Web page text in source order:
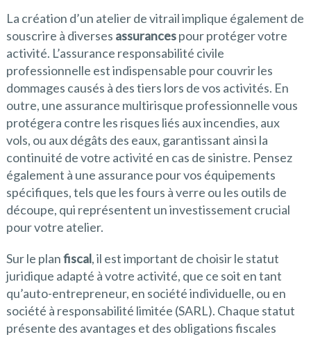
La création d’un atelier de vitrail implique également de
souscrire à diverses assurancespour protéger votre
activité. L’assurance responsabilité civile
professionnelle est indispensable pour couvrir les
dommages causés à des tiers lors de vos activités. En
outre, une assurance multirisque professionnelle vous
protégera contre les risques liés aux incendies, aux
vols, ou aux dégâts des eaux, garantissant ainsi la
continuité de votre activité en cas de sinistre. Pensez
également à une assurance pour vos équipements
spécifiques, tels que les fours à verre ou les outils de
découpe, qui représentent un investissement crucial
pour votre atelier.
Sur le planfiscal, il est important de choisir le statut
juridique adapté à votre activité, que ce soit en tant
qu’auto-entrepreneur, en société individuelle, ou en
société à responsabilité limitée (SARL). Chaque statut
présente des avantages et des obligations fiscales